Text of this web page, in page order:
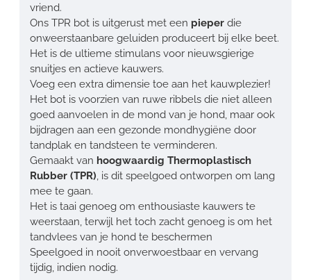
vriend.
Ons TPR bot is uitgerust met een pieper die
onweerstaanbare geluiden produceert bij elke beet.
Het is de ultieme stimulans voor nieuwsgierige
snuitjes en actieve kauwers.
Voeg een extra dimensie toe aan het kauwplezier!
Het bot is voorzien van ruwe ribbels die niet alleen
goed aanvoelen in de mond van je hond, maar ook
bijdragen aan een gezonde mondhygiëne door
tandplak en tandsteen te verminderen.
Gemaakt van hoogwaardig Thermoplastisch
Rubber (TPR), is dit speelgoed ontworpen om lang
mee te gaan.
Het is taai genoeg om enthousiaste kauwers te
weerstaan, terwijl het toch zacht genoeg is om het
tandvlees van je hond te beschermen
Speelgoed in nooit onverwoestbaar en vervang
tijdig, indien nodig.